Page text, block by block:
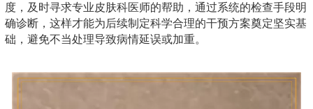
度，及时寻求专业皮肤科医师的帮助，通过系统的检查手段明
确诊断，这样才能为后续制定科学合理的干预方案奠定坚实基
础，避免不当处理导致病情延误或加重。